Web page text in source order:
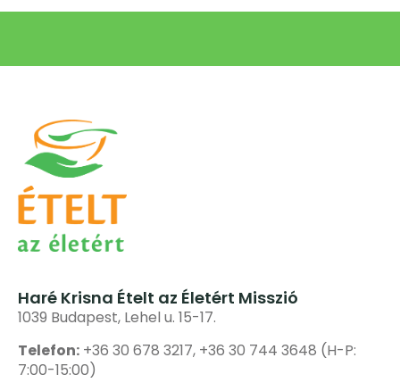
Haré Krisna Ételt az Életért Misszió
1039 Budapest, Lehel u. 15-17.
Telefon: +36 30 678 3217, +36 30 744 3648 (H-P:
7:00-15:00)